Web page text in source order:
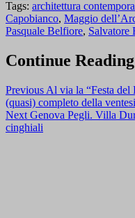
LinkedIn
Tags: architettura
Capobianco, Maggio
Pasquale Belfiore, Salvatore
Continue Reading
Previous Al via la “Festa del
(quasi) completo della
Next Genova Pegli. Villa
cinghiali